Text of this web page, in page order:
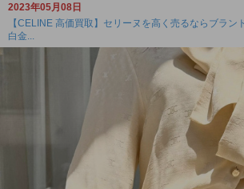
2023年05月08日
【CELINE 高価買取】セリーヌを高く売るならブラン
白金...